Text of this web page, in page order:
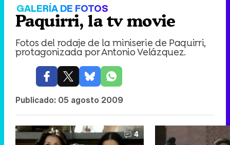
GALERÍA DE FOTOS
Paquirri, la tv movie
Fotos del rodaje de la miniserie de Paquirri,
protagonizada por Antonio Velázquez.
Publicado: 05 agosto 2009
4